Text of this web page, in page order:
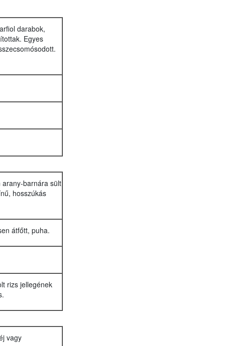
darabok,
Egyes
barnára sült
hosszúkás
átfőtt, puha.
rizs jellegének
vagy